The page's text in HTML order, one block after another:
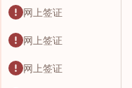
网上签证
网上签证
网上签证